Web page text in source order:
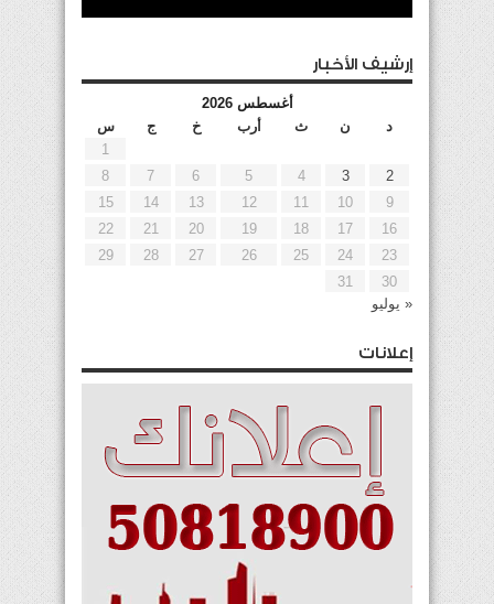
إرشيف الأخبار
أغسطس 2026
د
ن ث أرب خ ج
س
1
2
3
4
5
6
7
8
9
10
11
12
13
14
15
16
17
18
19
20
21
22
23
24
25
26
27
28
29
30
31
« يوليو
إعلانات